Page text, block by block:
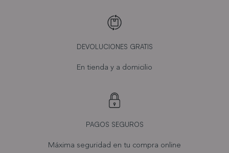
DEVOLUCIONES GRATIS
En tienda y a domicilio
PAGOS SEGUROS
Máxima seguridad en tu compra online